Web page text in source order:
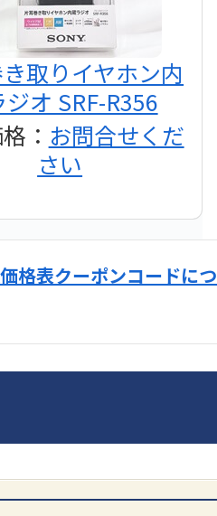
取りイヤホン内
オ SRF-R356
： お問合せくだ
さい
DENON
プリメイン
アンプ
格表クーポンコードにつ